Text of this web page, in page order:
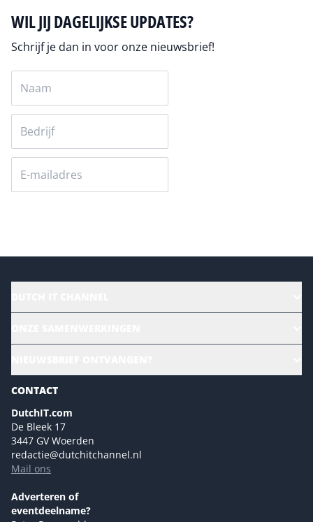
WIL JIJ DAGELIJKSE UPDATES?
Schrijf je dan in voor onze nieuwsbrief!
Magazines
Marketingmogelijkheden 2026
Eventmogelijkheden 2026
Advertising opportunities 2026 ENG
Event opportunities 2026 ENG
NL Digital
Versturen
CONTACT
DutchIT.com
De Bleek 17
3447 GV Woerden
redactie@dutchitchannel.nl
Mail ons
Adverteren of
eventdeelname?